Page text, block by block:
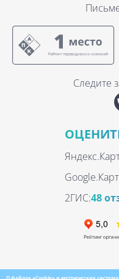
Следите
2ГИС:48
О файлах «Cookie» и метрических